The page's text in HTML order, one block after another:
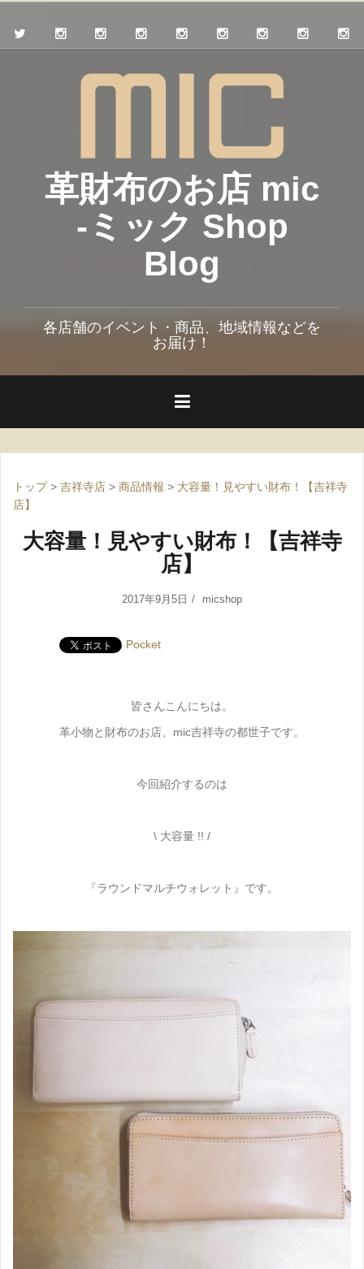
革財布のお店 mic
-ミック Shop
Blog
各店舗のイベント・商品、地域情報などを
お届け！
トップ> 吉祥寺店 > 商品情報 > 大容量！見やすい財布！【吉祥寺
店】
大容量！見やすい財布！【吉祥寺
店】
2017年9月5日 micshop
Pocket
皆さんこんにちは。
革小物と財布のお店、mic吉祥寺の都世子です。
今回紹介するのは
\ 大容量 !! /
『ラウンドマルチウォレット』です。